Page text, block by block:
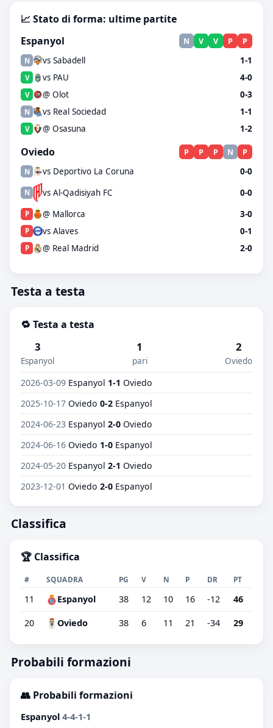
📈 Stato di forma: ultime partite
Espanyol
N V V P P
N vs Sabadell 1-1
V vs PAU 4-0
V @ Olot 0-3
N vs Real Sociedad 1-1
V @ Osasuna 1-2
Oviedo P P P N P
N vs Deportivo La Coruna 0-0
N vs Al-Qadisiyah FC 0-0
P @ Mallorca 3-0
P vs Alaves 0-1
P @ Real Madrid 2-0
Testa a testa
🔁 Testa a testa
3
Espanyol
1
pari
2
Oviedo
2026-03-09 Espanyol 1-1 Oviedo
2025-10-17 Oviedo 0-2 Espanyol
2024-06-23 Espanyol 2-0 Oviedo
2024-06-16 Oviedo 1-0 Espanyol
2024-05-20 Espanyol 2-1 Oviedo
2023-12-01 Oviedo 2-0 Espanyol
Classifica
🏆 Classifica
# SQUADRA PG V N P DR PT
11 Espanyol 38 12 10 16 -12 46
20 Oviedo 38 6 11 21 -34 29
Probabili formazioni
👥 Probabili formazioni
Espanyol 4-4-1-1